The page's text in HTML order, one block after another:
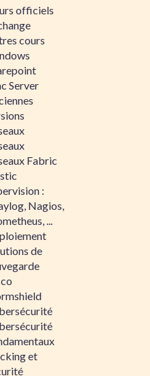
officiels
cours
Server
Fabric
:
Nagios,
...
de
et